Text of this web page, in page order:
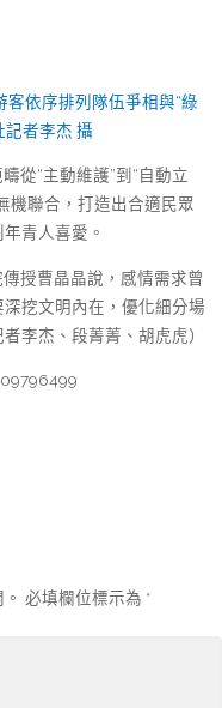
客依序排列隊伍爭相與“綠
記者李杰 攝
從“主動維護”到“自動立
機聯合，打造出合適民眾
青人喜愛。
授曹晶晶說，感情需求曾
挖文明內在，優化細分場
李杰、段菁菁、胡虎虎）
必填欄位標示為 *